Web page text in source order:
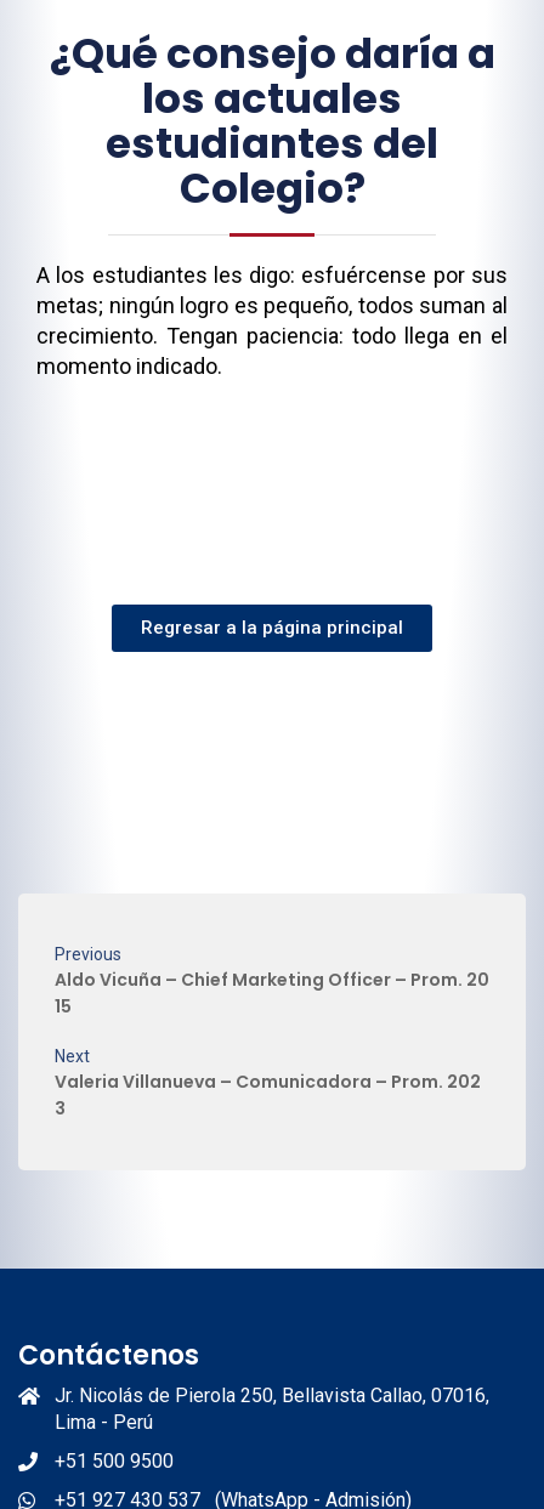
¿Qué consejo daría a
los actuales
estudiantes del
Colegio?
A los estudiantes les digo: esfuércense por sus
metas; ningún logro es pequeño, todos suman al
crecimiento. Tengan paciencia: todo llega en el
momento indicado.
Regresar a la página principal
Previous
Aldo Vicuña – Chief Marketing Officer – Prom. 20
15
Next
Valeria Villanueva – Comunicadora – Prom. 202
3
Contáctenos
Jr. Nicolás de Pierola 250, Bellavista Callao, 07016,
Lima - Perú
+51 500 9500
+51 927 430 537 (WhatsApp - Admisión)